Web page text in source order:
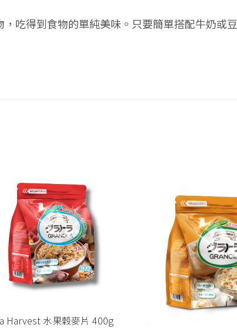
吃得到食物的單純美味。只要簡單搭配牛奶或
Harvest 水果穀麥片 400g